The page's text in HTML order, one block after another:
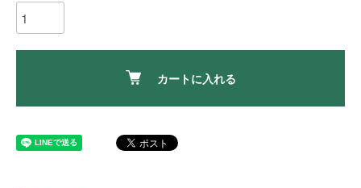
カートに入れる